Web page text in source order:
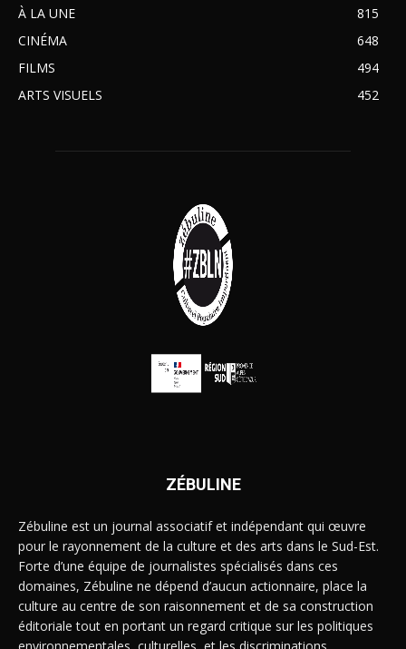
À LA UNE
815
CINÉMA
648
FILMS
494
ARTS VISUELS
452
ZÉBULINE
Zébuline est un journal associatif et indépendant qui œuvre
pour le rayonnement de la culture et des arts dans le Sud-Est.
Forte d’une équipe de journalistes spécialisés dans ces
domaines, Zébuline ne dépend d’aucun actionnaire, place la
culture au centre de son raisonnement et de sa construction
éditoriale tout en portant un regard critique sur les politiques